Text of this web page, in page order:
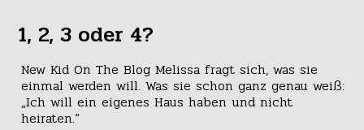
1, 2, 3 oder 4?
New Kid On The Blog Melissa fragt sich, was sie
einmal werden will. Was sie schon ganz genau weiß:
„Ich will ein eigenes Haus haben und nicht
heiraten.“